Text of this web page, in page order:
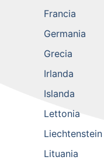
Francia
Germania
Grecia
Irlanda
Islanda
Lettonia
Liechtenstein
Lituania